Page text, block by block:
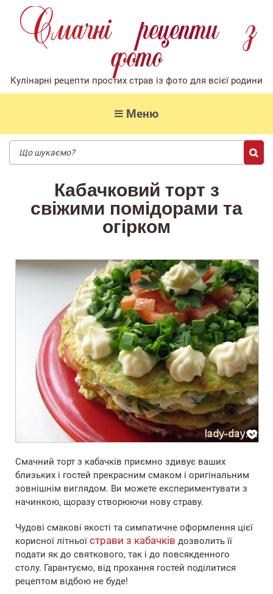
Смачнi рецепти з
фото
Кулiнарнi рецепти простих страв iз фото для всiєї родини
Меню
Кабачковий торт з
свіжими помідорами та
огірком
Смачний торт з кабачків приємно здивує ваших
близьких і гостей прекрасним смаком і оригінальним
зовнішнім виглядом. Ви можете експериментувати з
начинкою, щоразу створюючи нову страву.
Чудові смакові якості та симпатичне оформлення цієї
корисної літньоїстрави з кабачків дозволить її
подати як до святкового, так і до повсякденного
столу. Гарантуємо, від прохання гостей поділитися
рецептом відбою не буде!